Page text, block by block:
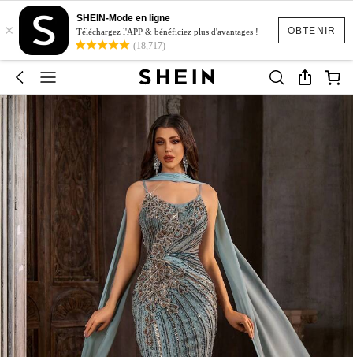
OBTENIR
×
SHEIN-Mode en ligne
Téléchargez l'APP & bénéficiez plus d'avantages !
(18,717)